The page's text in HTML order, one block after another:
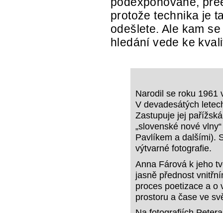
protože technika je
odešlete. Ale kam
hledání vede ke
Narodil se roku 1961
V devadesátých
Zastupuje jej
„slovenské nové
Pavlíkem a dalšími).
výtvarné fotografie.
Anna Fárová k jeho
jasně přednost
proces poetizace a o
prostoru a čase ve